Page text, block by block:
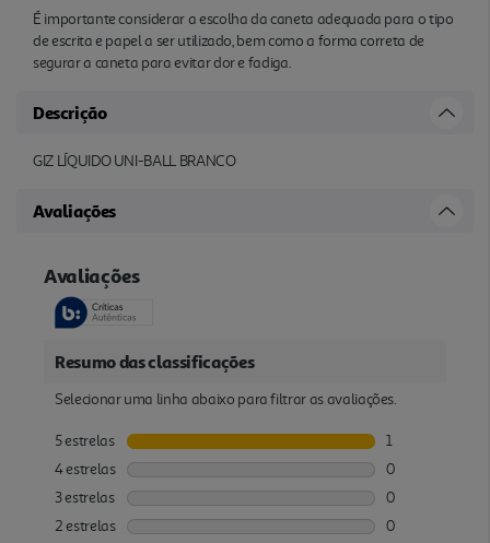
É importante considerar a escolha da caneta adequada para o tipo
de escrita e papel a ser utilizado, bem como a forma correta de
segurar a caneta para evitar dor e fadiga.
Descrição
GIZ LÍQUIDO UNI-BALL BRANCO
Avaliações